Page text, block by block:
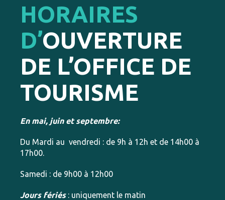
HORAIRES
D’OUVERTURE
DE L’OFFICE DE
TOURISME
En mai, juin et septembre:
Du Mardi au vendredi : de 9h à 12h et de 14h00 à
17h00.
Samedi : de 9h00 à 12h00
Jours fériés: uniquement le matin